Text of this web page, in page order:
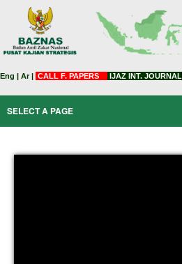
Eng | Ar| CALL F. PAPERS IJAZ INT. JOURNAL